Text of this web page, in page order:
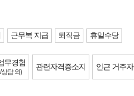
근무복 지급 퇴직금 휴일수당
무경험
상담 외)
관련자격증소지 인근 거주자